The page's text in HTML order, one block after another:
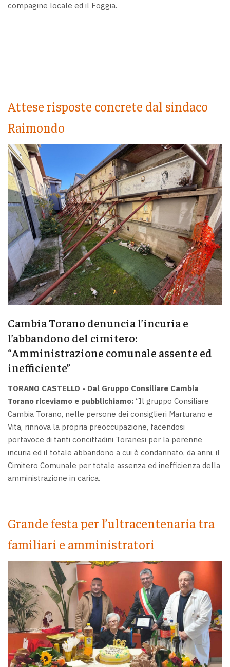
compagine locale ed il Foggia.
Attese risposte concrete dal sindaco
Raimondo
Cambia Torano denuncia l’incuria e
l’abbandono del cimitero:
“Amministrazione comunale assente ed
inefficiente”
TORANO CASTELLO - Dal Gruppo Consiliare Cambia
Torano riceviamo e pubblichiamo: “Il gruppo Consiliare
Cambia Torano, nelle persone dei consiglieri Marturano e
Vita, rinnova la propria preoccupazione, facendosi
portavoce di tanti concittadini Toranesi per la perenne
incuria ed il totale abbandono a cui è condannato, da anni, il
Cimitero Comunale per totale assenza ed inefficienza della
amministrazione in carica.
Grande festa per l’ultracentenaria tra
familiari e amministratori